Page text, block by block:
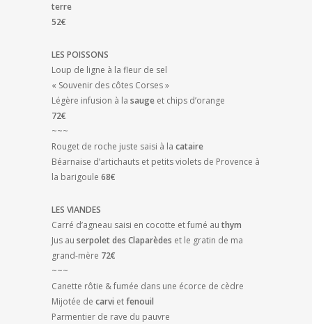
terre
52€
LES POISSONS
Loup de ligne à la fleur de sel
« Souvenir des côtes Corses »
Légère infusion à la sauge et chips d’orange
72€
~~~
Rouget de roche juste saisi à la cataire
Béarnaise d’artichauts et petits violets de Provence à
la barigoule 68€
LES VIANDES
Carré d’agneau saisi en cocotte et fumé au thym
Jus au serpolet des Claparèdes et le gratin de ma
grand-mère 72€
~~~
Canette rôtie & fumée dans une écorce de cèdre
Mijotée de carvi etfenouil
Parmentier de rave du pauvre